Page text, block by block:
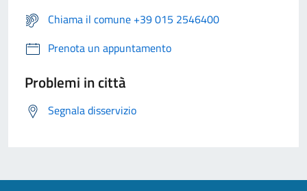
Chiama il comune +39 015 2546400
Prenota un appuntamento
Problemi in città
Segnala disservizio